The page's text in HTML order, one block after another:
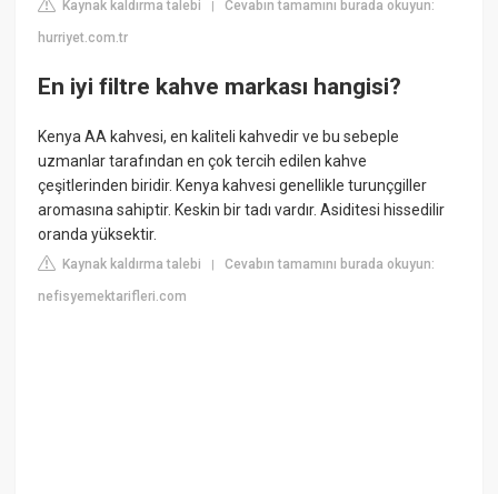
Kaynak kaldırma talebi |Cevabın tamamını burada okuyun:
hurriyet.com.tr
En iyi filtre kahve markası hangisi?
Kenya AA kahvesi, en kaliteli kahvedir ve bu sebeple
uzmanlar tarafından en çok tercih edilen kahve
çeşitlerinden biridir. Kenya kahvesi genellikle turunçgiller
aromasına sahiptir. Keskin bir tadı vardır. Asiditesi hissedilir
oranda yüksektir.
Kaynak kaldırma talebi |Cevabın tamamını burada okuyun:
nefisyemektarifleri.com